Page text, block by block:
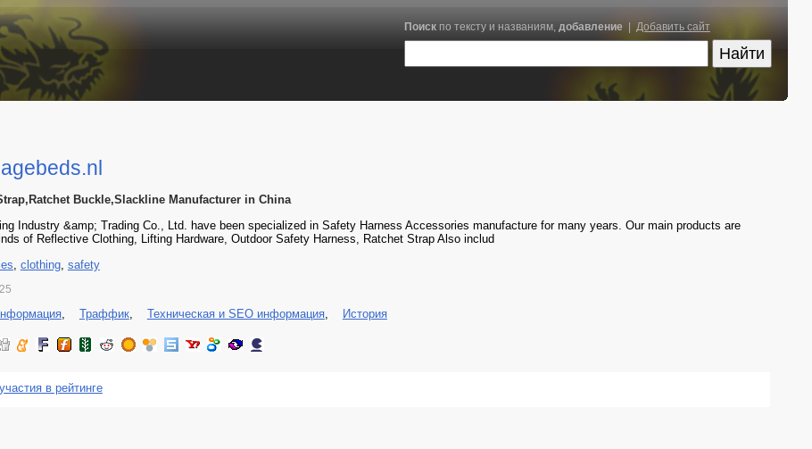
Поискпо тексту и названиям, добавление| Добавить сайт
Buckle,Slackline Manufacturer in China
Industry &amp; Trading Co., Ltd. have been specialized in Safety Harness Accessories manufacture for many years. Our main products are
of Reflective Clothing, Lifting Hardware, Outdoor Safety Harness, Ratchet Strap Also includ
, clothing, safety
, Траффик, Техническая и SEO информация,
История
в рейтинге